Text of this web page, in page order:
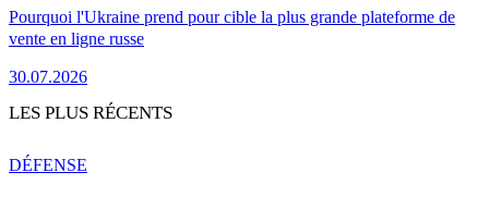
Pourquoi l'Ukraine prend pour cible la plus grande plateforme de
vente en ligne russe
30.07.2026
LES PLUS RÉCENTS
DÉFENSE